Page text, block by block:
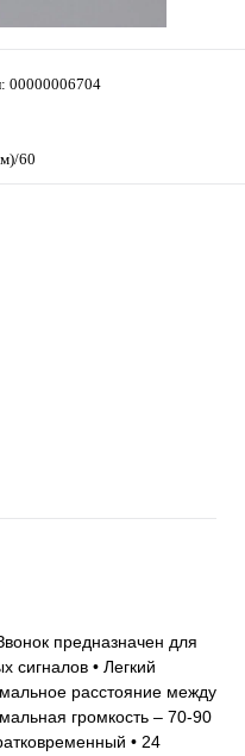
00000006704
60
предназначен для
сигналов • Легкий
расстояние между
громкость – 70-90
• 24